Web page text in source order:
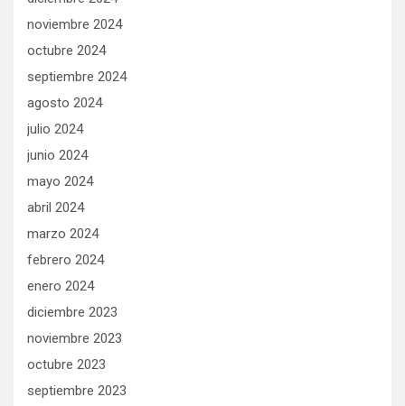
noviembre 2024
octubre 2024
septiembre 2024
agosto 2024
julio 2024
junio 2024
mayo 2024
abril 2024
marzo 2024
febrero 2024
enero 2024
diciembre 2023
noviembre 2023
octubre 2023
septiembre 2023